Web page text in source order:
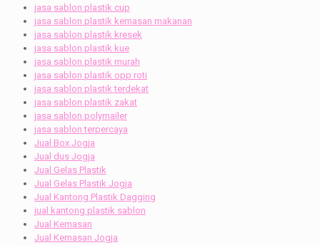
jasa sablon plastik cup
jasa sablon plastik kemasan makanan
jasa sablon plastik kresek
jasa sablon plastik kue
jasa sablon plastik murah
jasa sablon plastik opp roti
jasa sablon plastik terdekat
jasa sablon plastik zakat
jasa sablon polymailer
jasa sablon terpercaya
Jual Box Jogja
Jual dus Jogja
Jual Gelas Plastik
Jual Gelas Plastik Jogja
Jual Kantong Plastik Dagging
jual kantong plastik sablon
Jual Kemasan
Jual Kemasan Jogja